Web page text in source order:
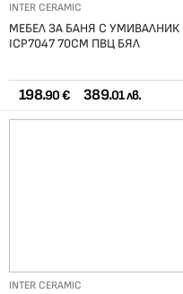
INTER CERAMIC
МЕБЕЛ ЗА БАНЯ С УМИВАЛНИК
ICP7047 70СМ ПВЦ БЯЛ
198.90 € 389.01 лв.
INTER CERAMIC